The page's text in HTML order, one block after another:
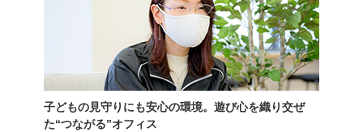
オフィスチェア
メッシュチェア
子どもの見守りにも安心の環境。遊び心を織り交ぜ
た“つながる”オフィス